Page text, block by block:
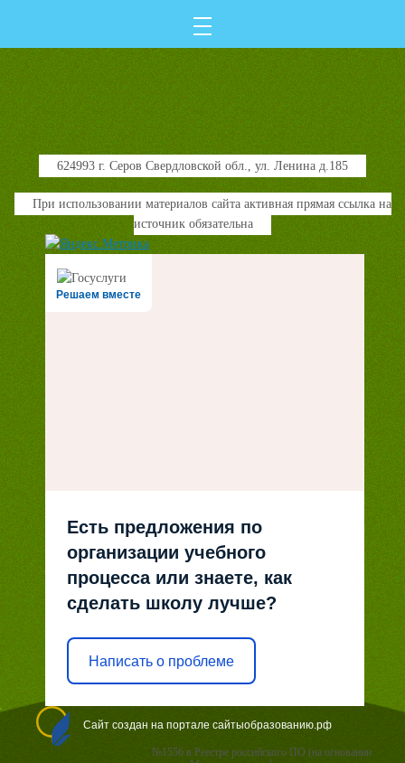
624993 г. Серов Свердловской обл., ул. Ленина д.185
При использовании материалов сайта активная прямая ссылка на
источник обязательна
Решаем вместе
Есть предложения по
организации учебного
процесса или знаете, как
сделать школу лучше?
Написать о проблеме
Сайт создан на портале сайтыобразованию.рф
№1556 в Реестре российского ПО (на основании